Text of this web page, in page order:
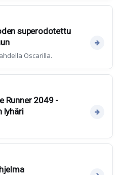
superodotettu
Oscarilla.
Runner 2049 -
lyhäri